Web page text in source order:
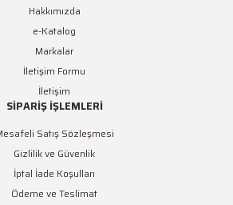
Hakkımızda
e-Katalog
Markalar
İletişim Formu
İletişim
SİPARİŞ İŞLEMLERİ
Satış Sözleşmesi
Gizlilik ve Güvenlik
İptal İade Koşulları
Ödeme ve Teslimat